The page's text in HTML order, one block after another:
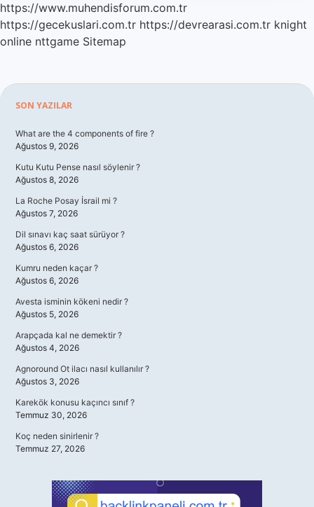
https://www.muhendisforum.com.tr
https://gecekuslari.com.tr https://devrearasi.com.tr knight
online nttgame Sitemap
Sidebar
SON YAZILAR
What are the 4 components of fire ?
Ağustos 9, 2026
Kutu Kutu Pense nasıl söylenir ?
Ağustos 8, 2026
La Roche Posay İsrail mi ?
Ağustos 7, 2026
Dil sınavı kaç saat sürüyor ?
Ağustos 6, 2026
Kumru neden kaçar ?
Ağustos 6, 2026
Avesta isminin kökeni nedir ?
Ağustos 5, 2026
Arapçada kal ne demektir ?
Ağustos 4, 2026
Agnoround Ot ilacı nasıl kullanılır ?
Ağustos 3, 2026
Karekök konusu kaçıncı sınıf ?
Temmuz 30, 2026
Koç neden sinirlenir ?
Temmuz 27, 2026